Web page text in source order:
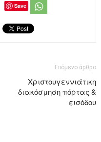
Save
Επόμενο άρθρο
Χριστουγεννιάτικη
διακόσμηση πόρτας &
εισόδου